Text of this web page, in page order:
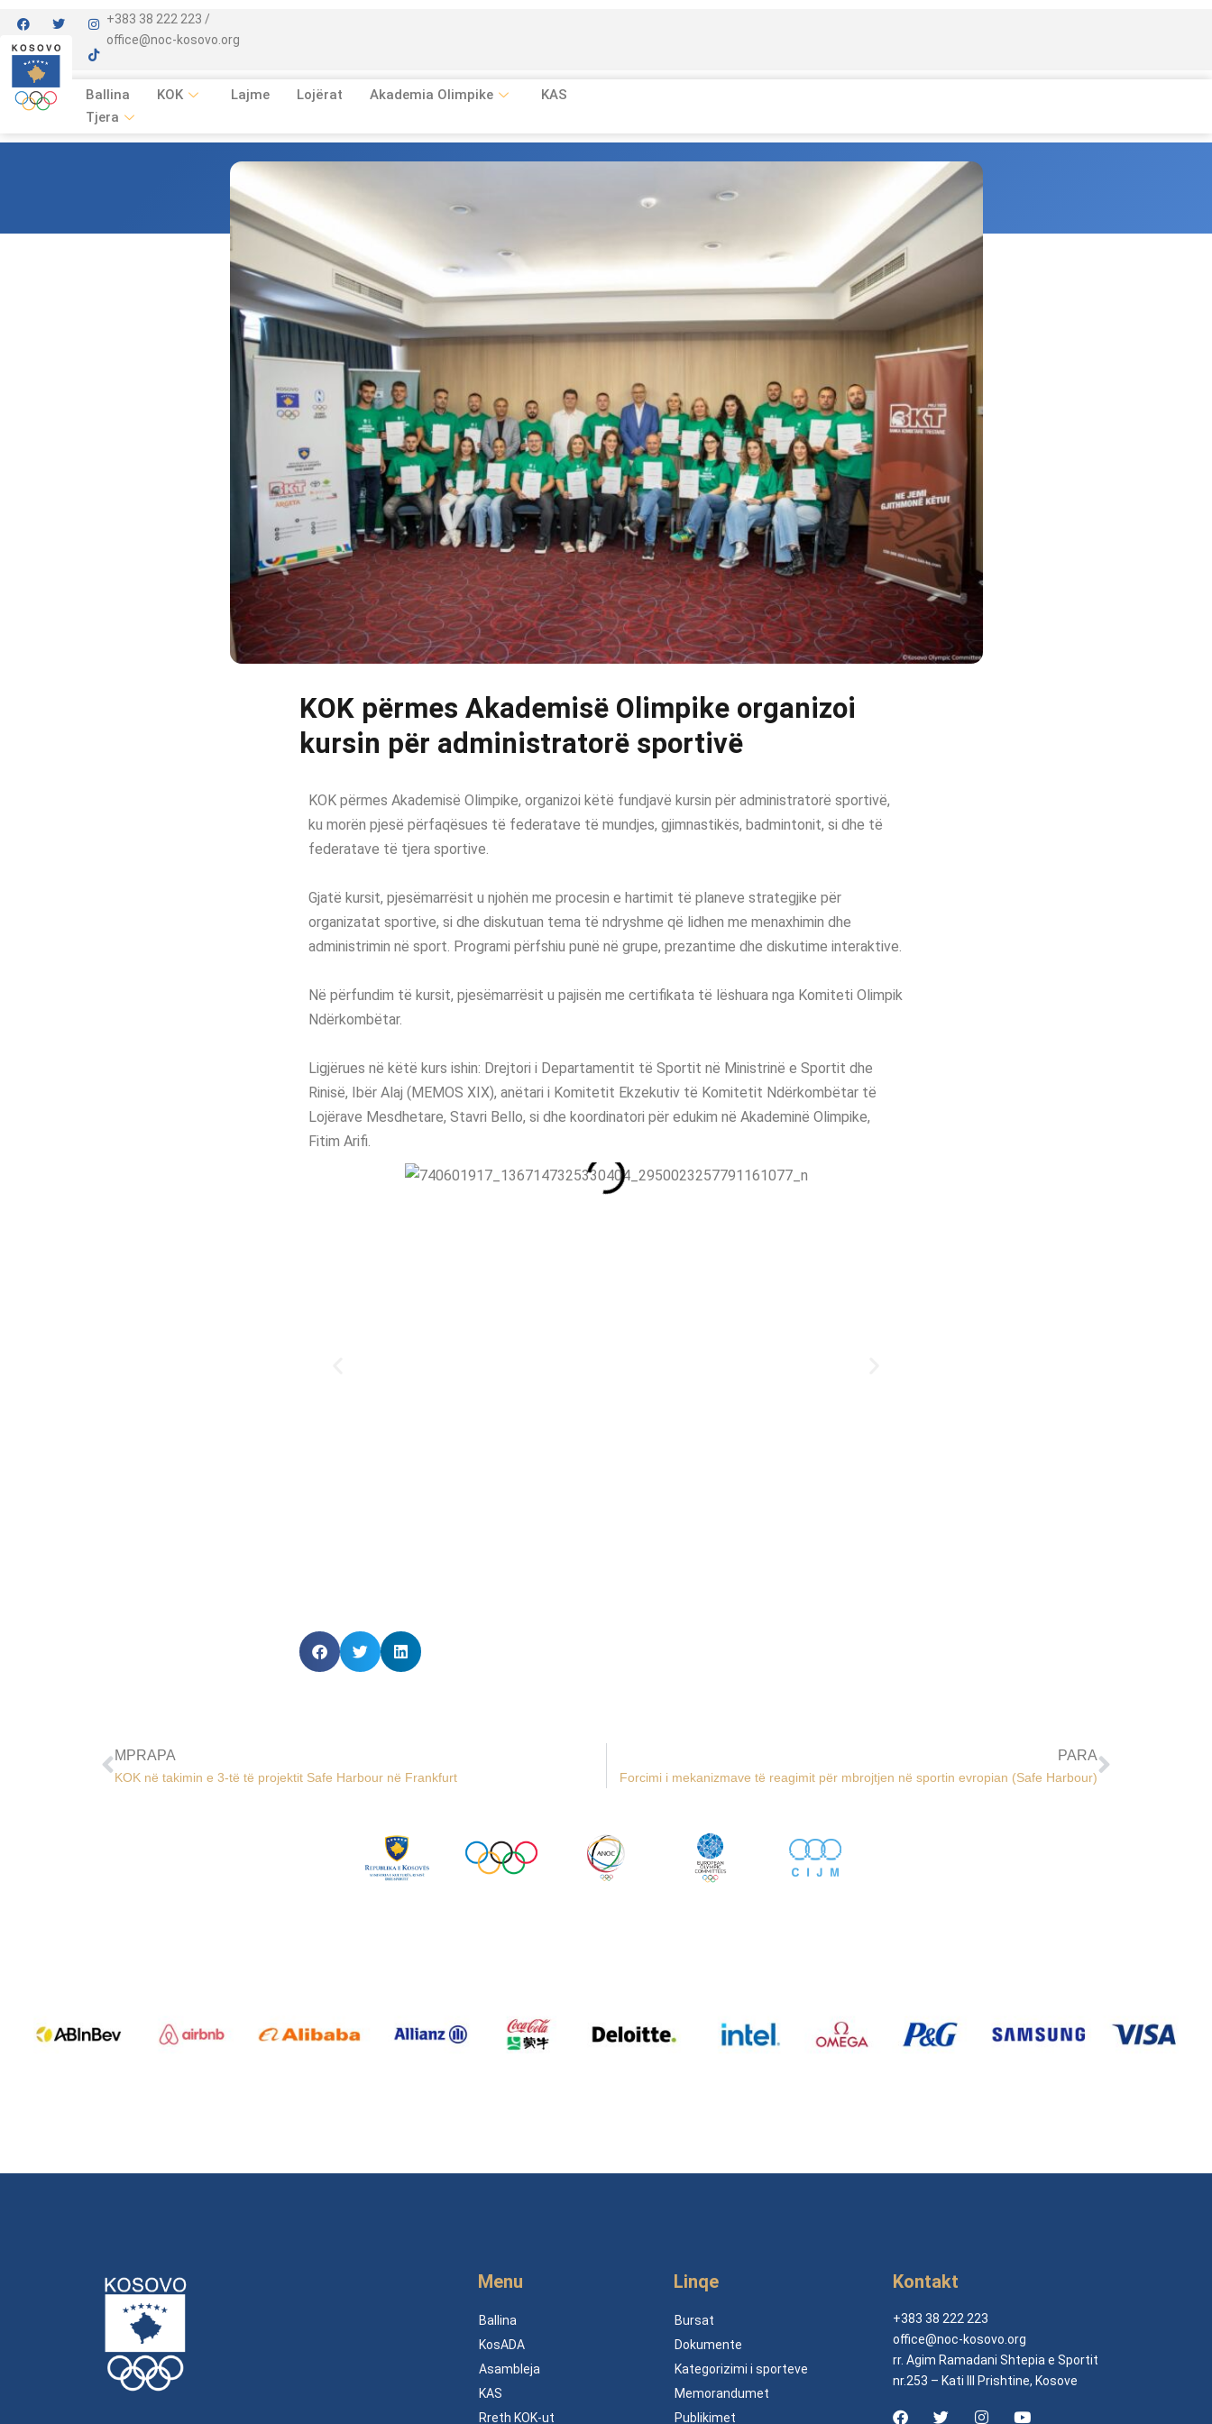
+383 38 222 223 /
office@noc-kosovo.org
Ballina KOK Lajme Lojërat Akademia Olimpike
KAS
Tjera
KOK përmes Akademisë Olimpike organizoi
kursin për administratorë sportivë
KOK përmes Akademisë Olimpike, organizoi këtë fundjavë kursin për administratorë sportivë,
ku morën pjesë përfaqësues të federatave të mundjes, gjimnastikës, badmintonit, si dhe të
federatave të tjera sportive.
Gjatë kursit, pjesëmarrësit u njohën me procesin e hartimit të planeve strategjike për
organizatat sportive, si dhe diskutuan tema të ndryshme që lidhen me menaxhimin dhe
administrimin në sport. Programi përfshiu punë në grupe, prezantime dhe diskutime interaktive.
Në përfundim të kursit, pjesëmarrësit u pajisën me certifikata të lëshuara nga Komiteti Olimpik
Ndërkombëtar.
Ligjërues në këtë kurs ishin: Drejtori i Departamentit të Sportit në Ministrinë e Sportit dhe
Rinisë, Ibër Alaj (MEMOS XIX), anëtari i Komitetit Ekzekutiv të Komitetit Ndërkombëtar të
Lojërave Mesdhetare, Stavri Bello, si dhe koordinatori për edukim në Akademinë Olimpike,
Fitim Arifi.
MPRAPA
KOK në takimin e 3-të të projektit Safe Harbour në Frankfurt
PARA
Forcimi i mekanizmave të reagimit për mbrojtjen në sportin evropian (Safe Harbour)
Menu
Ballina
KosADA
Asambleja
KAS
Rreth KOK-ut
Linqe
Bursat
Dokumente
Kategorizimi i sporteve
Memorandumet
Publikimet
Kontakt
+383 38 222 223
office@noc-kosovo.org
rr. Agim Ramadani Shtepia e Sportit
nr.253 – Kati III Prishtine, Kosove